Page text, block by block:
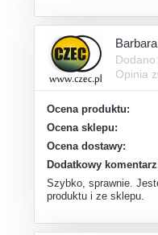
Barbara
Opinia
Ocena produktu:
Ocena sklepu:
Ocena dostawy:
Dodatkowy
Szybko, sprawnie.
produktu i ze sklepu.